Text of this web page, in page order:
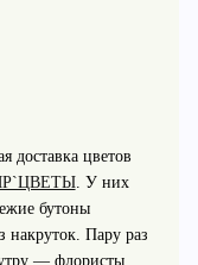
доставка цветов
. У них
бутоны
накруток. Пару раз
— флористы